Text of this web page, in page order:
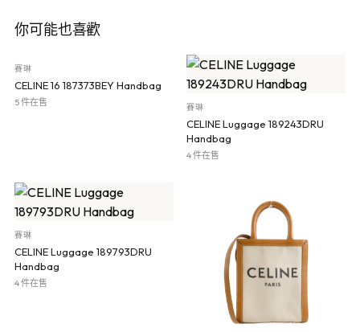
你可能也喜歡
賽琳
CELINE 16 187373BEY Handbag
5 件在售 賽琳
CELINE Luggage 189243DRU
Handbag
4 件在售
賽琳
CELINE Luggage 189793DRU
Handbag
4 件在售